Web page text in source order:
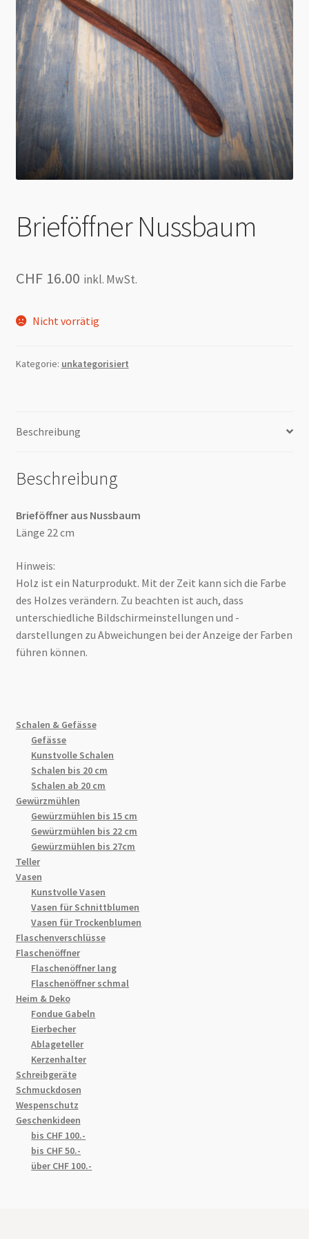
Impressum & Datenschutz
AGB
Zahlung & Versand
Brieföffner Nussbaum
CHF16.00 inkl. MwSt.
Nicht vorrätig
Kategorie: unkategorisiert
Beschreibung
Beschreibung
Brieföffner aus Nussbaum
Länge 22 cm
Hinweis:
Holz ist ein Naturprodukt. Mit der Zeit kann sich die Farbe
des Holzes verändern. Zu beachten ist auch, dass
unterschiedliche Bildschirmeinstellungen und -
darstellungen zu Abweichungen bei der Anzeige der Farben
führen können.
Schalen & Gefässe
Gefässe
Kunstvolle Schalen
Schalen bis 20 cm
Schalen ab 20 cm
Gewürzmühlen
Gewürzmühlen bis 15 cm
Gewürzmühlen bis 22 cm
Gewürzmühlen bis 27cm
Teller
Vasen
Kunstvolle Vasen
Vasen für Schnittblumen
Vasen für Trockenblumen
Flaschenverschlüsse
Flaschenöffner
Flaschenöffner lang
Flaschenöffner schmal
Heim & Deko
Fondue Gabeln
Eierbecher
Ablageteller
Kerzenhalter
Schreibgeräte
Schmuckdosen
Wespenschutz
Geschenkideen
bis CHF 100.-
bis CHF 50.-
über CHF 100.-